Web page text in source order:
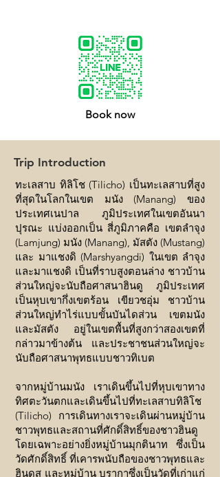
Book now
Trip Introduction
ทะเลสาบ ทิลิโช (Tilicho) เป็นทะเลสาบที่สูง
ที่สุดในโลกในเขต มนัง (Manang) ของ
ประเทศเนปาล ภูมิประเทศในเขตอันนา
ปุรณะ แบ่งออกเป็น สี่ภูมิภาคคือ เขตลำจุง
(Lamjung) มนัง (Manang), มัสตัง (Mustang)
และ มาแชงดิ (Marshyangdi) ในเขต ลำจุง
และมาแชงดิ เป็นที่ราบสูงตอนล่าง ชาวบ้าน
ส่วนใหญ่จะนับถือศาสนาฮินดู ภูมิประเทศ
เป็นหุบเขากึ่งเขตร้อน เขียวชอุ่ม ชาวบ้าน
ส่วนใหญ่ทำไร่แบบขั้นบันไดส่วน เขตมนัง
และมัสตัง อยู่ในเขตพื้นที่สูงกว่าสองเขตที่
กล่าวมาข้างต้น และประชาชนส่วนใหญ่จะ
นับถือศาสนาพุทธแบบชาวทิเบต
จากหมู่บ้านมนัง เราเดินขึ้นไปที่หุบเขาทาง
ทิศตะวันตกและเดินขึ้นไปที่ทะเลสาบทิลิโช
(Tilicho) การเดินทางเราจะเดินผ่านหมู่บ้าน
ชาวพุทธและสถานที่ศักดิ์สิทธิ์ของชาวฮินดู
โดยเฉพาะอย่างยิ่งหมู่บ้านมุกตินาท ซึ่งเป็น
วัดศักดิ์สิทธิ์ ที่เคารพนับถือของชาวพุทธและ
ฮินดูส และหมู่บ้าน บรากาซึ่งเป็นวัดที่เก่าแก่